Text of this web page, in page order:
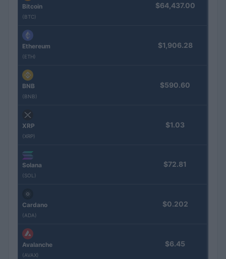
Bitcoin
(BTC)
$64,437.00
Ethereum
(ETH)
$1,906.28
BNB
(BNB)
$590.60
XRP
(XRP)
$1.03
Solana
(SOL)
$72.81
Cardano
(ADA)
$0.202
Avalanche
(AVAX)
$6.45